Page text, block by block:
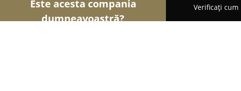
Este acesta compania
dumneavoastră?
Verificați